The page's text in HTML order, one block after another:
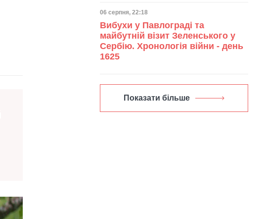
Дата публікації
06 серпня, 22:18
Вибухи у Павлограді та
майбутній візит Зеленського у
Сербію. Хронологія війни - день
1625
Показати більше